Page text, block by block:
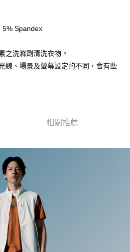
款等相關疑問，請聯繫「AFTEE先享後付
提供之「AFTEE先享後付」服務完成之交
個人資料，並將交易相關給付款項請求債
。
覽以下網址：
，將依據個別帳號之用戶狀況，依本公司即
他人資訊註冊。若發現惡意使用之情形，
該用戶之使用額度並採取法律行動。
以上)免運費
5% Spandex
之洗滌劑清洗衣物。
線、場景及螢幕設定的不同，會有些
相關推薦